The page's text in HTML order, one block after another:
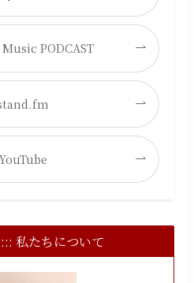
PODCAST
私たちについて